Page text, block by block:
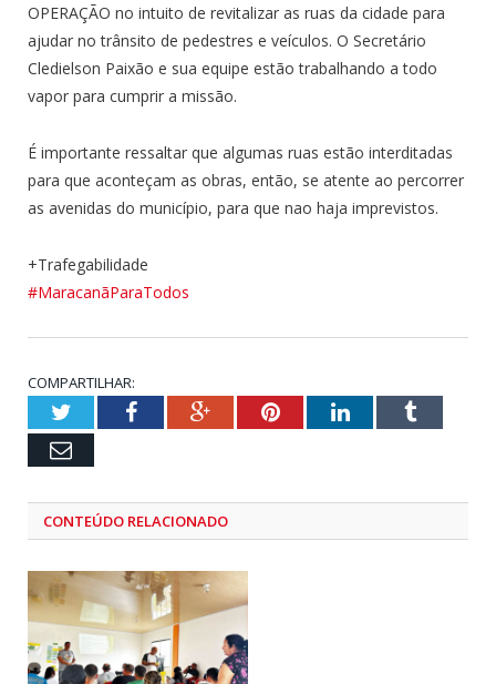
OPERAÇÃO no intuito de revitalizar as ruas da cidade para
ajudar no trânsito de pedestres e veículos. O Secretário
Cledielson Paixão e sua equipe estão trabalhando a todo
vapor para cumprir a missão.
É importante ressaltar que algumas ruas estão interditadas
para que aconteçam as obras, então, se atente ao percorrer
as avenidas do município, para que nao haja imprevistos.
+Trafegabilidade
#MaracanãParaTodos
COMPARTILHAR:
TwitterFacebookGoogle+PinterestLinkedInTumblr
Email
CONTEÚDO RELACIONADO